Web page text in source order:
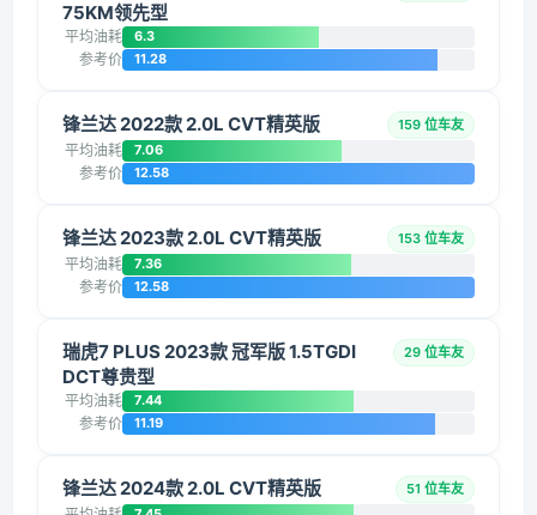
75KM领先型
平均油耗 6.3
参考价 11.28
锋兰达 2022款 2.0L CVT精英版 159 位车友
平均油耗 7.06
参考价 12.58
锋兰达 2023款 2.0L CVT精英版 153 位车友
平均油耗 7.36
参考价 12.58
瑞虎7 PLUS 2023款 冠军版 1.5TGDI
DCT尊贵型
29 位车友
平均油耗 7.44
参考价 11.19
锋兰达 2024款 2.0L CVT精英版 51 位车友